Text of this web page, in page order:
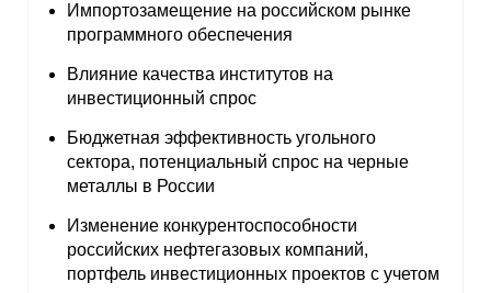
Импортозамещение на российском рынке
программного обеспечения
Влияние качества институтов на
инвестиционный спрос
Бюджетная эффективность угольного
сектора, потенциальный спрос на черные
металлы в России
Изменение конкурентоспособности
российских нефтегазовых компаний,
портфель инвестиционных проектов с учетом